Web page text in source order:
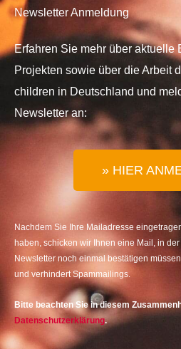
Newsletter Anmeldung
Erfahren Sie mehr über aktuelle
Projekten sowie über die Arbeit
children in Deutschland und
Newsletter an:
» HIER
Nachdem Sie Ihre Mailadresse
haben, schicken wir Ihnen eine Mail, in
Newsletter noch einmal bestätigen
und verhindert Spammailings.
Bitte beachten Sie in diesem
Datenschutzerklärung.